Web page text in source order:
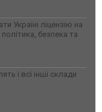
Україні ліцензію на
безпека та
і всі інші склади